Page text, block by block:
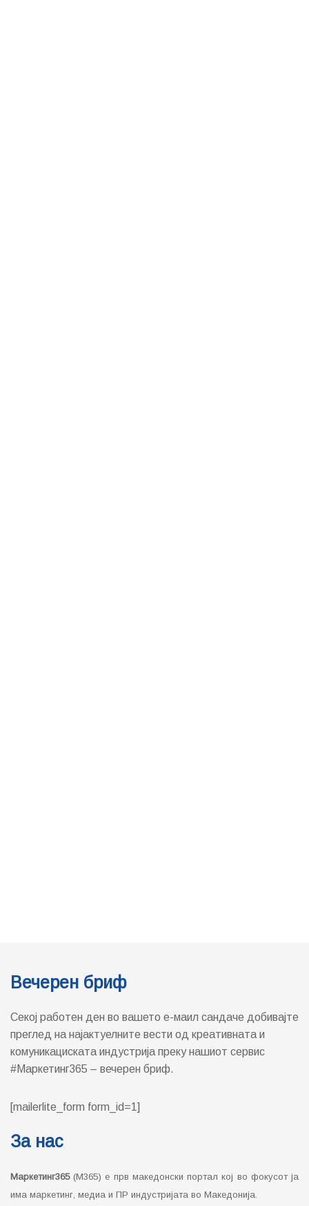
Вечерен бриф
Секој работен ден во вашето е-маил сандаче добивајте
преглед на најактуелните вести од креативната и
комуникациската индустрија преку нашиот сервис
#Маркетинг365 – вечерен бриф.
[mailerlite_form form_id=1]
За нас
Маркетинг365(М365) е прв македонски портал кој во фокусот ја
има маркетинг, медиа и ПР индустријата во Македонија.